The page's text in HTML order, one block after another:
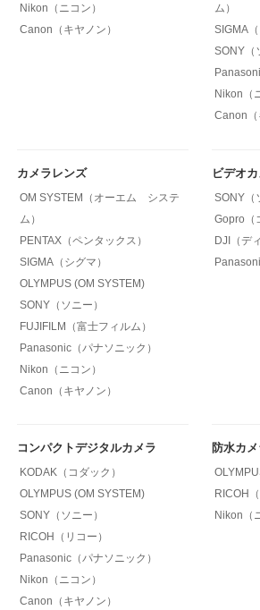
Nikon（ニコン）
Canon（キヤノン）
ム）
SIGMA（
SONY（
Nikon（
Canon（
カメラレンズ
OM SYSTEM（オーエム システ
ム）
PENTAX（ペンタックス）
SIGMA（シグマ）
OLYMPUS (OM SYSTEM)
SONY（ソニー）
FUJIFILM（富士フィルム）
Panasonic（パナソニック）
Nikon（ニコン）
Canon（キヤノン）
ビデオ
SONY（
Gopro（
DJI（デ
コンパクトデジタルカメラ
KODAK（コダック）
OLYMPUS (OM SYSTEM)
SONY（ソニー）
RICOH（リコー）
Panasonic（パナソニック）
Nikon（ニコン）
Canon（キヤノン）
防水カメ
RICOH
Nikon（